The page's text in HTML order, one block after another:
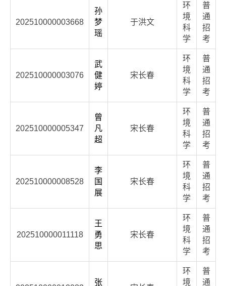
202510000003668
孙
梦
瑶
于洪文
环
境
科
学
普
通
招
考
202510000003076
武
健
婷
宋长春
环
境
科
学
普
通
招
考
202510000005347
曾
凡
超
宋长春
环
境
科
学
普
通
招
考
202510000008528
李
国
展
宋长春
环
境
科
学
普
通
招
考
202510000011118
王
勇
思
宋长春
环
境
科
学
普
通
招
考
张
环
境
普
通